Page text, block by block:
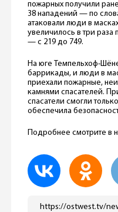
пожарных получили
38 нападений — по
атаковали люди в
увеличилось в три
— с 219 до 749.
На юге Темпельхоф-
баррикады, и люди в
приехали пожарные,
камнями спасателей.
спасатели смогли
обеспечила
Подробнее смотрите в